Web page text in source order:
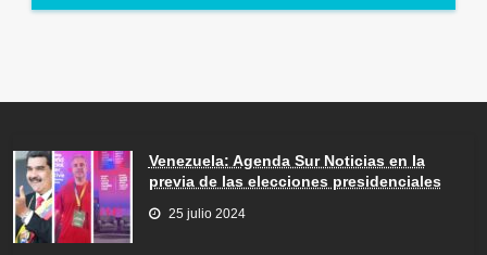
Venezuela: Agenda Sur Noticias en la
previa de las elecciones presidenciales
25 julio 2024